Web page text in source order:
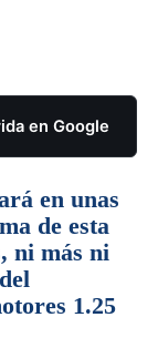
en Google
en unas
de esta
ni más ni
1.25